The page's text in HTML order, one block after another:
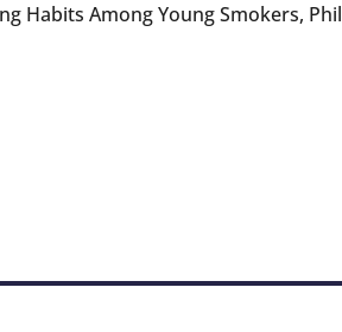
Habits Among Young Smokers,